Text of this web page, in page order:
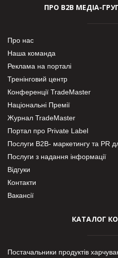
ПРО В2В МЕДІА-
Про нас
Наша команда
Реклама на порталі
Тренінговий центр
Конференції TradeMaster
Національні Премії
Журнал TradeMaster
Портал про Private Label
Послуги В2В- маркетингу та PR
Послуги з надання інформації
Відгуки
Контакти
Вакансії
КАТАЛОГ
Постачальники продуктів